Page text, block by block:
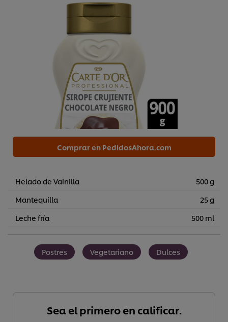
Comprar en PedidosAhora.com
Helado de Vainilla
500 g
Mantequilla
25 g
Leche fría
500 ml
Postres Vegetariano Dulces
Sea el primero en calificar.